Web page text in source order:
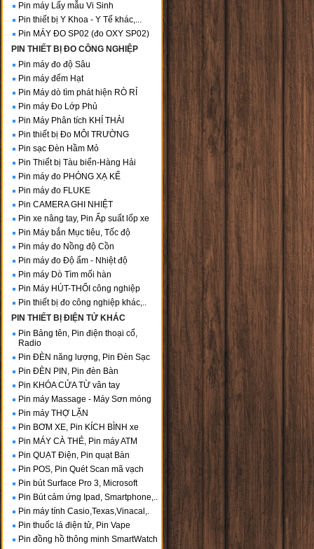
Pin máy Lấy mẫu Vi Sinh
Pin thiết bị Y Khoa - Y Tế khác,...
Pin MÁY ĐO SP02 (đo OXY SP02)
PIN THIẾT BỊ ĐO CÔNG NGHIỆP
Pin máy đo độ Sâu
Pin máy đếm Hạt
Pin Máy dò tìm phát hiện RÒ RỈ
Pin máy Đo Lớp Phủ
Pin Máy Phân tích KHÍ THẢI
Pin thiết bị Đo MÔI TRƯỜNG
Pin sạc Đèn Hầm Mỏ
Pin Thiết bị Tàu biển-Hàng Hải
Pin máy đo PHÓNG XẠ KẾ
Pin máy đo FLUKE
Pin CAMERA GHI NHIỆT
Pin xe nâng tay, Pin Ấp suất lốp xe
Pin Máy bắn Mục tiêu, Tốc độ
Pin máy đo Nồng độ Cồn
Pin máy đo Độ ẩm - Nhiệt độ
Pin máy Dò Tìm mối hàn
Pin Máy HÚT-THỔI công nghiệp
Pin thiết bị đo công nghiệp khác,..
PIN THIẾT BỊ ĐIỆN TỬ KHÁC
Pin Bảng tên, Pin điện thoại cổ,
Radio
Pin ĐÈN năng lượng, Pin Đèn Sạc
Pin ĐÈN PIN, Pin đèn Bàn
Pin KHÓA CỬA TỪ vân tay
Pin máy Massage - Máy Sơn móng
Pin máy THỢ LẶN
Pin BƠM XE, Pin KÍCH BÌNH xe
Pin MÁY CÀ THẺ, Pin máy ATM
Pin QUẠT Điện, Pin quạt Bàn
Pin POS, Pin Quét Scan mã vạch
Pin bút Surface Pro 3, Microsoft
Pin Bút cảm ứng Ipad, Smartphone,..
Pin máy tính Casio,Texas,Vinacal,.
Pin thuốc lá điện tử, Pin Vape
Pin đồng hồ thông minh SmartWatch